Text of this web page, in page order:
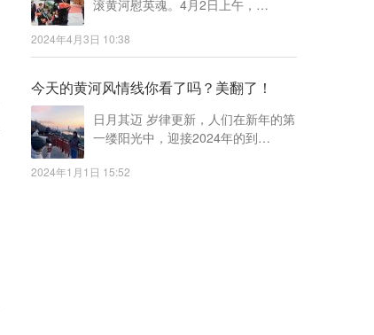
滚黄河慰英魂。4月2日上午，…
2024年4月3日 10:38
今天的黄河风情线你看了吗？美翻了！
日月其迈 岁律更新，人们在新年的第
一缕阳光中，迎接2024年的到…
2024年1月1日 15:52